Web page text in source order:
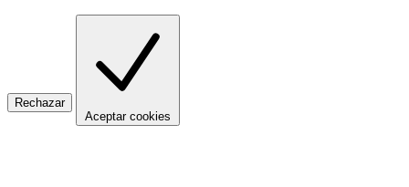
Rechazar
Aceptar cookies